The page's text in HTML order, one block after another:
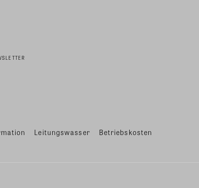
Leitungswasser Betriebskosten